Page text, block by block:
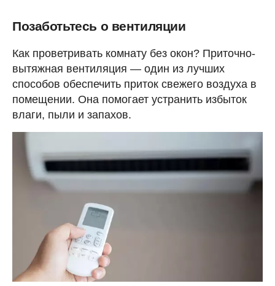
Позаботьтесь о вентиляции
Как проветривать комнату без окон? Приточно-
вытяжная вентиляция — один из лучших
способов обеспечить приток свежего воздуха в
помещении. Она помогает устранить избыток
влаги, пыли и запахов.